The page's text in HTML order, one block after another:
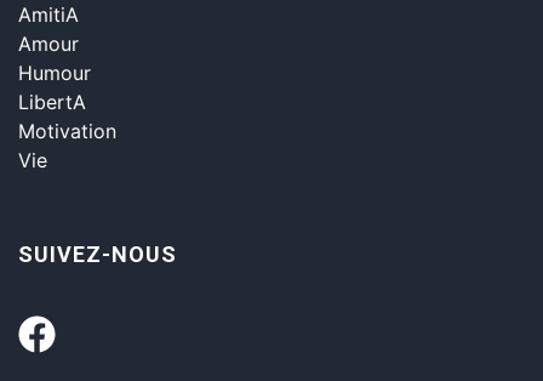
AmitiA
Amour
Humour
LibertA
Motivation
Vie
SUIVEZ-NOUS